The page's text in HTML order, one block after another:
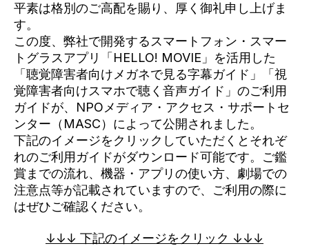
平素は格別のご高配を賜り、厚く御礼申し上げま
す。
この度、弊社で開発するスマートフォン・スマー
トグラスアプリ「HELLO! MOVIE」を活用した
「聴覚障害者向けメガネで見る字幕ガイド」「視
覚障害者向けスマホで聴く音声ガイド」のご利用
ガイドが、NPOメディア・アクセス・サポートセ
ンター（MASC）によって公開されました。
下記のイメージをクリックしていただくとそれぞ
れのご利用ガイドがダウンロード可能です。ご鑑
賞までの流れ、機器・アプリの使い方、劇場での
注意点等が記載されていますので、ご利用の際に
はぜひご確認ください。
↓↓↓ 下記のイメージをクリック ↓↓↓